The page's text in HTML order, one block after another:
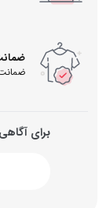
برای